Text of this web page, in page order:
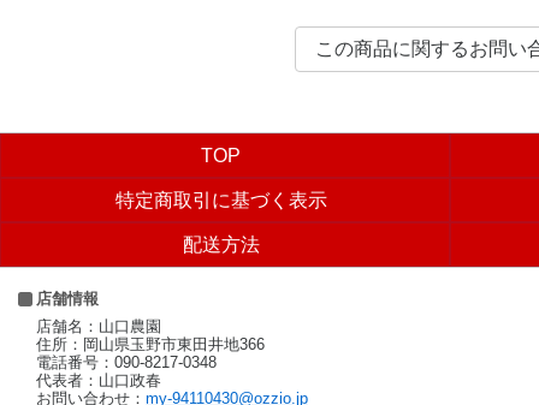
TOP
特定商取引に基づく表示
配送方法
店舗情報
店舗名：山口農園
住所：岡山県玉野市東田井地366
電話番号：090-8217-0348
代表者：山口政春
お問い合わせ： my-94110430@ozzio.jp